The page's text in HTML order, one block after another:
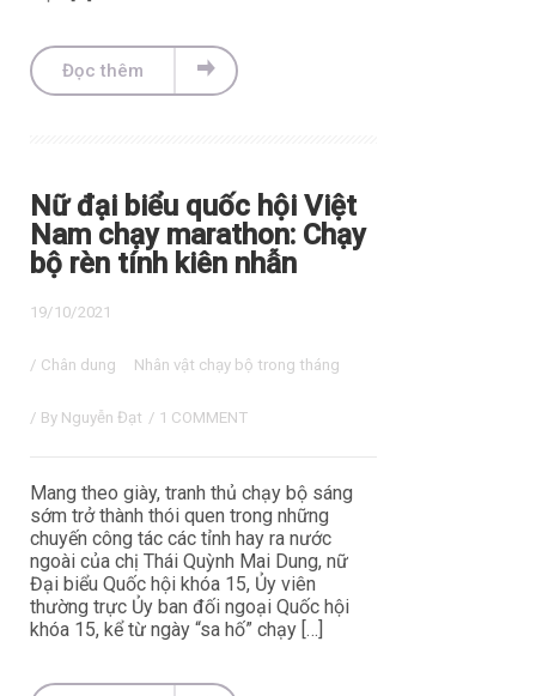
Đọc thêm
Nữ đại biểu quốc hội Việt
Nam chạy marathon: Chạy
bộ rèn tính kiên nhẫn
19/10/2021
/ Chân dung Nhân vật chạy bộ trong tháng
/ By Nguyễn Đạt / 1 COMMENT
Mang theo giày, tranh thủ chạy bộ sáng
sớm trở thành thói quen trong những
chuyến công tác các tỉnh hay ra nước
ngoài của chị Thái Quỳnh Mai Dung, nữ
Đại biểu Quốc hội khóa 15, Ủy viên
thường trực Ủy ban đối ngoại Quốc hội
khóa 15, kể từ ngày “sa hố” chạy […]